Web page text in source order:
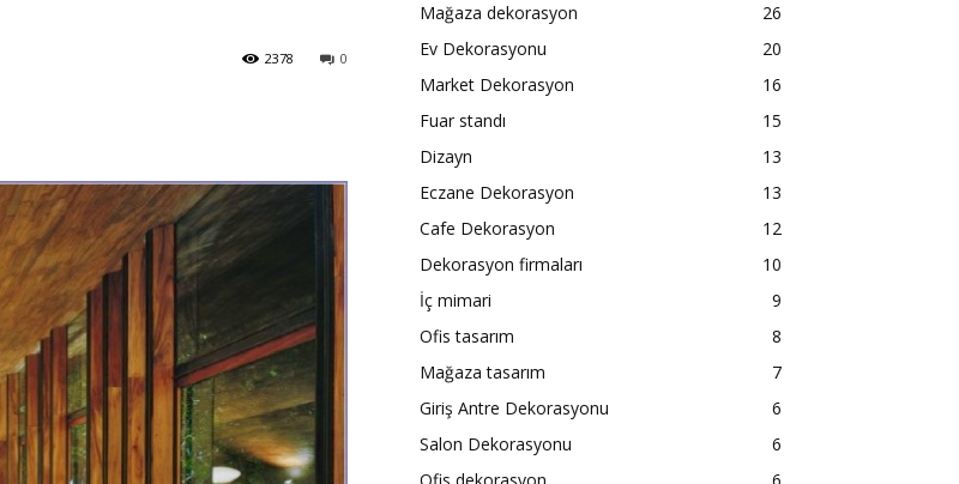
0
2378
Mağaza dekorasyon
26
Ev Dekorasyonu
20
Market Dekorasyon
16
Fuar standı
15
Dizayn
13
Eczane Dekorasyon
13
Cafe Dekorasyon
12
Dekorasyon firmaları
10
İç mimari
9
Ofis tasarım
8
Mağaza tasarım
7
Giriş Antre Dekorasyonu
6
Salon Dekorasyonu
6